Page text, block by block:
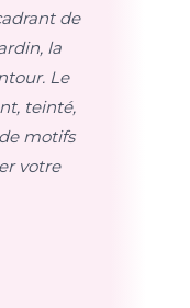
de
la
Le
teinté,
motifs
votre